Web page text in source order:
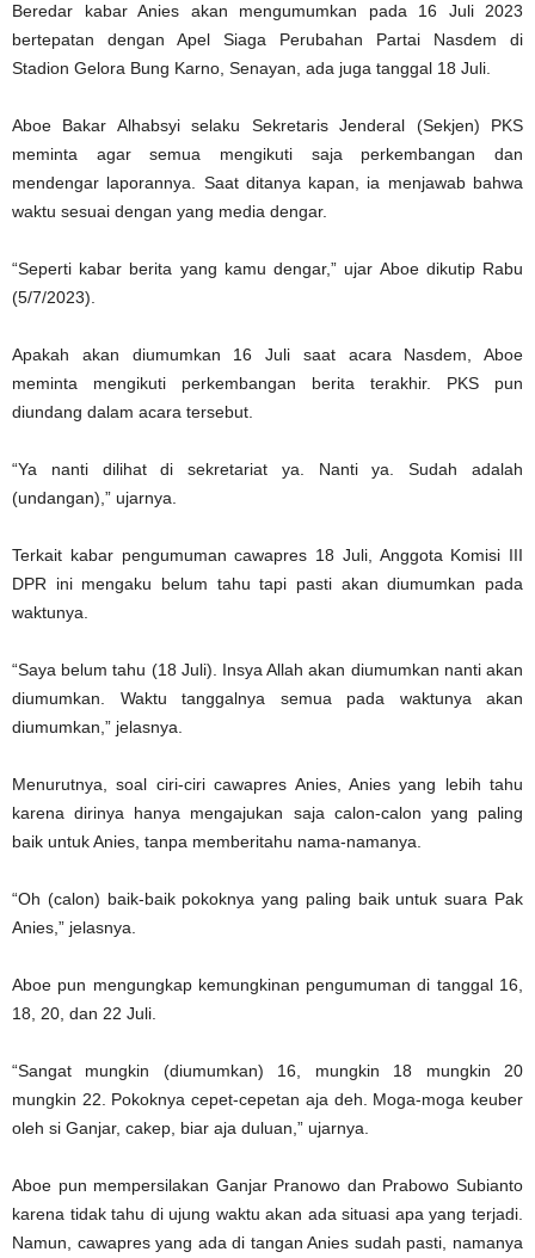
Beredar kabar Anies akan mengumumkan pada 16 Juli 2023
bertepatan dengan Apel Siaga Perubahan Partai Nasdem di
Stadion Gelora Bung Karno, Senayan, ada juga tanggal 18 Juli.
Aboe Bakar Alhabsyi selaku Sekretaris Jenderal (Sekjen) PKS
meminta agar semua mengikuti saja perkembangan dan
mendengar laporannya. Saat ditanya kapan, ia menjawab bahwa
waktu sesuai dengan yang media dengar.
“Seperti kabar berita yang kamu dengar,” ujar Aboe dikutip Rabu
(5/7/2023).
Apakah akan diumumkan 16 Juli saat acara Nasdem, Aboe
meminta mengikuti perkembangan berita terakhir. PKS pun
diundang dalam acara tersebut.
“Ya nanti dilihat di sekretariat ya. Nanti ya. Sudah adalah
(undangan),” ujarnya.
Terkait kabar pengumuman cawapres 18 Juli, Anggota Komisi III
DPR ini mengaku belum tahu tapi pasti akan diumumkan pada
waktunya.
“Saya belum tahu (18 Juli). Insya Allah akan diumumkan nanti akan
diumumkan. Waktu tanggalnya semua pada waktunya akan
diumumkan,” jelasnya.
Menurutnya, soal ciri-ciri cawapres Anies, Anies yang lebih tahu
karena dirinya hanya mengajukan saja calon-calon yang paling
baik untuk Anies, tanpa memberitahu nama-namanya.
“Oh (calon) baik-baik pokoknya yang paling baik untuk suara Pak
Anies,” jelasnya.
Aboe pun mengungkap kemungkinan pengumuman di tanggal 16,
18, 20, dan 22 Juli.
“Sangat mungkin (diumumkan) 16, mungkin 18 mungkin 20
mungkin 22. Pokoknya cepet-cepetan aja deh. Moga-moga keuber
oleh si Ganjar, cakep, biar aja duluan,” ujarnya.
Aboe pun mempersilakan Ganjar Pranowo dan Prabowo Subianto
karena tidak tahu di ujung waktu akan ada situasi apa yang terjadi.
Namun, cawapres yang ada di tangan Anies sudah pasti, namanya